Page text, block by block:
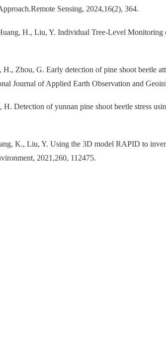
Sensing, 2024,16(2), 364.
H., Liu, Y. Individual Tree-Level
Zhou, G. Early detection of pine shoot beetle
Journal of Applied Earth Observation and
H. Detection of yunnan pine shoot beetle stress
K., Liu, Y. Using the 3D model RAPID to
2021,260, 112475.